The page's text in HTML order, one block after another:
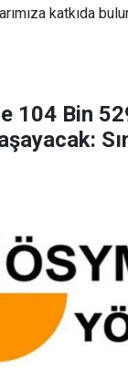
katkıda
104 Bin